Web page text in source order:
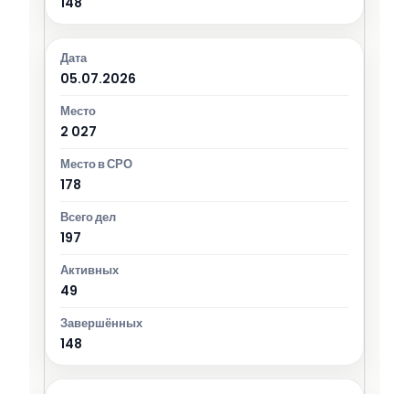
05.07.2026
2 027
178
197
49
148